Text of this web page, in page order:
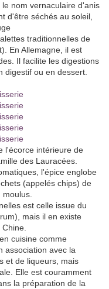
nom vernaculaire d'anis
d'être séchés au soleil,
traditionnelles de
En Allemagne, il est
Il facilite les digestions
digestif ou en dessert.
l'écorce intérieure de
des Lauracées.
l'épice englobe
(appelés chips) de
est celle issue du
mais il en existe
cuisine comme
association avec la
et de liqueurs, mais
Elle est couramment
la préparation de la